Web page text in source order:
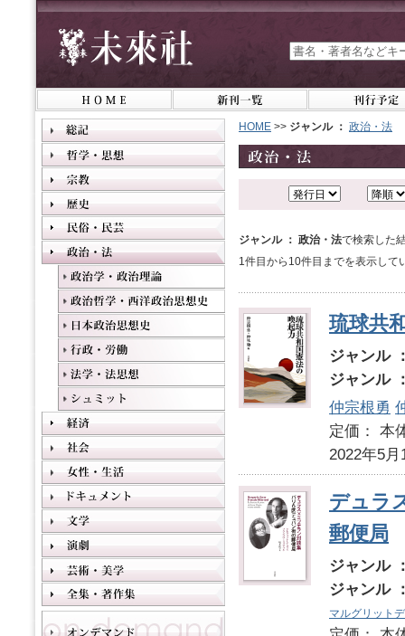
HOME >> ジャンル ： 政治・法
ジャンル ： 政治・法で検索した
1件目から10件目までを表示して
琉球共
ジャンル
ジャンル
仲宗根勇
定価：
2022年5月
デュラ
郵便局
ジャンル
ジャンル
マルグリット